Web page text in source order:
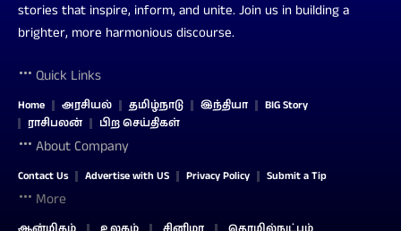
stories that inspire, inform, and unite. Join us in building a
brighter, more harmonious discourse.
Quick Links
Home அரசியல் தமிழ்நாடு இந்தியா
BIG Story
ராசிபலன்
பிற செய்திகள்
About Company
Contact Us Advertise with US Privacy Policy Submit a Tip
More